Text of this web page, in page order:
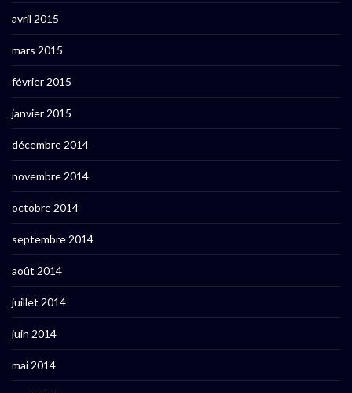
avril 2015
mars 2015
février 2015
janvier 2015
décembre 2014
novembre 2014
octobre 2014
septembre 2014
août 2014
juillet 2014
juin 2014
mai 2014